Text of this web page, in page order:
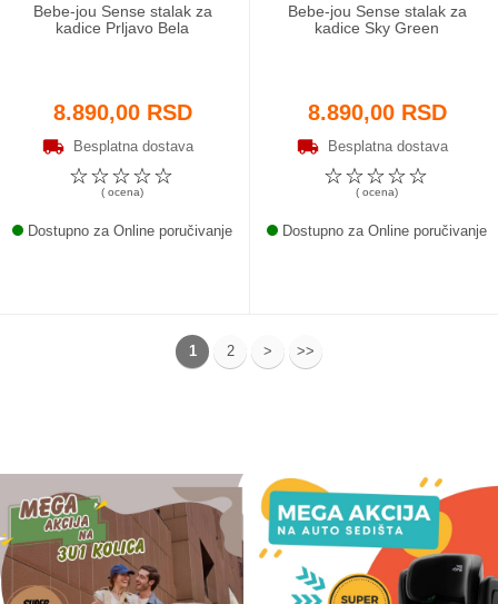
Bebe-jou Sense stalak za
kadice Prljavo Bela
8.890,00 RSD
Besplatna dostava
☆
☆
☆
☆
☆
( ocena)
Dostupno za Online poručivanje
Bebe-jou Sense stalak za
kadice Sky Green
8.890,00 RSD
Besplatna dostava
☆
☆
☆
☆
☆
( ocena)
Dostupno za Online poručivanje
1 2 > >>